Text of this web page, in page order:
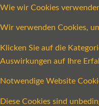
Wie wir Cookies
Wir verwenden Cookies,
Klicken Sie auf die
Auswirkungen auf Ihre
Notwendige Website
Diese Cookies sind